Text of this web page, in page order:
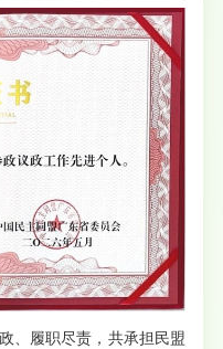
、履职尽责，共承担民盟